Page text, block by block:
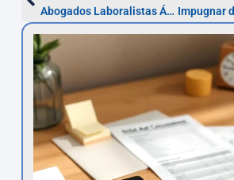
Abogados Laboralistas Ávila — Impugna en 20 días